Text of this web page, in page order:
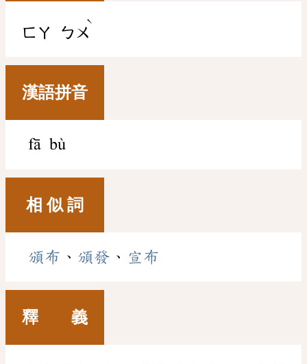
ㄈㄚ ㄅㄨ
ˋ
漢語拼音
fā bù
相 似 詞
頒布 、 頒發 、 宣布
釋 義